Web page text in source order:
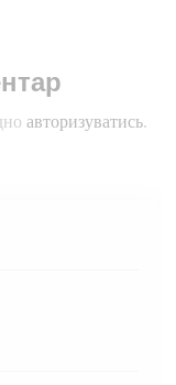
авторизуватись.